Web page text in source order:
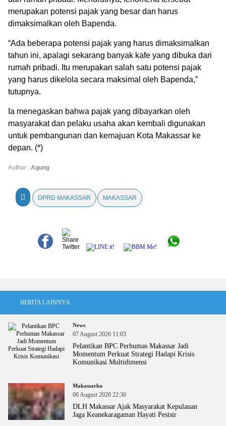
merupakan potensi pajak yang besar dan harus
dimaksimalkan oleh Bapenda.
“Ada beberapa potensi pajak yang harus dimaksimalkan
tahun ini, apalagi sekarang banyak kafe yang dibuka dari
rumah pribadi. Itu merupakan salah satu potensi pajak
yang harus dikelola secara maksimal oleh Bapenda,”
tutupnya.
Ia menegaskan bahwa pajak yang dibayarkan oleh
masyarakat dan pelaku usaha akan kembali digunakan
untuk pembangunan dan kemajuan Kota Makassar ke
depan. (*)
Author : Agung
DPRD MAKASSAR MAKASSAR
BERITA LAINNYA
News
07 August 2026 11:03
Pelantikan BPC Perhumas Makassar Jadi
Momentum Perkuat Strategi Hadapi Krisis
Komunikasi Multidimensi
Makassarku
06 August 2026 22:30
DLH Makassar Ajak Masyarakat Kepulauan
Jaga Keanekaragaman Hayati Pesisir